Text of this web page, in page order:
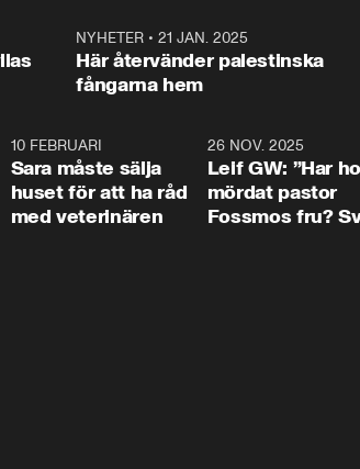
NYHETER •21 JAN. 2025
Här återvänder palestinska
fångarna hem
10 FEBRUARI
Sara måste sälja
huset för att ha råd
med veterinären
26 NOV. 2025
Leif GW: ”Har
mördat pastor
Fossmos fru?